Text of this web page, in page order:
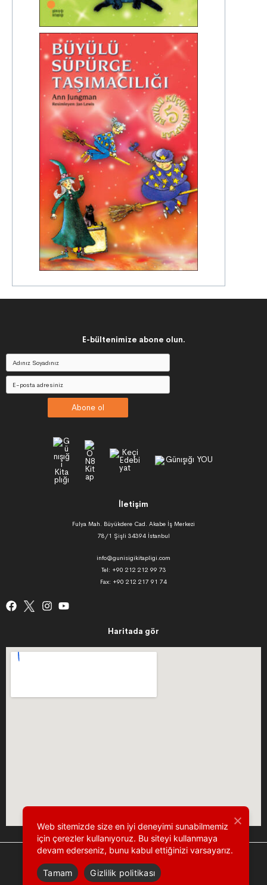
E-bültenimize abone olun.
Abone ol
İletişim
Fulya Mah. Büyükdere Cad. Akabe İş Merkezi
78/1 Şişli 34394 İstanbul
info@gunisigikitapligi.com
Tel: +90 212 212 99 73
Fax: +90 212 217 91 74
Haritada gör
Web sitemizde size en iyi deneyimi sunabilmemiz
için çerezler kullanıyoruz. Bu siteyi kullanmaya
devam ederseniz, bunu kabul ettiğinizi varsayarız.
Tamam Gizlilik politikası